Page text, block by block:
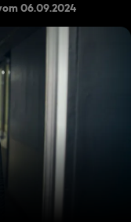
06.09.2024